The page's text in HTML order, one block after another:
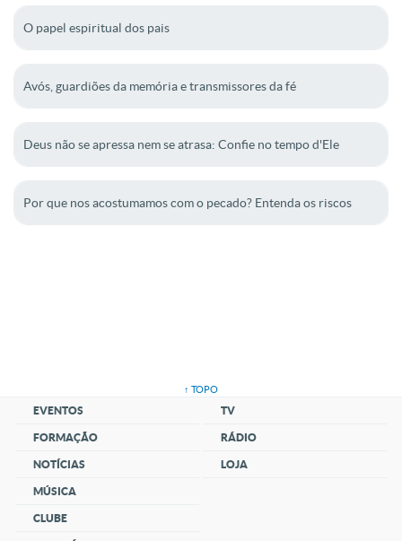
O papel espiritual dos pais
Avós, guardiões da memória e transmissores da fé
Deus não se apressa nem se atrasa: Confie no tempo d'Ele
Por que nos acostumamos com o pecado? Entenda os riscos
↑ TOPO
EVENTOS
FORMAÇÃO
NOTÍCIAS
MÚSICA
CLUBE
TV
RÁDIO
LOJA